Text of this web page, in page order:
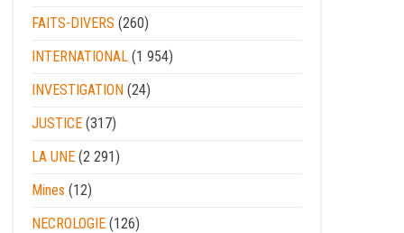
FAITS-DIVERS (260)
INTERNATIONAL (1 954)
INVESTIGATION (24)
JUSTICE (317)
LA UNE (2 291)
Mines (12)
NECROLOGIE (126)